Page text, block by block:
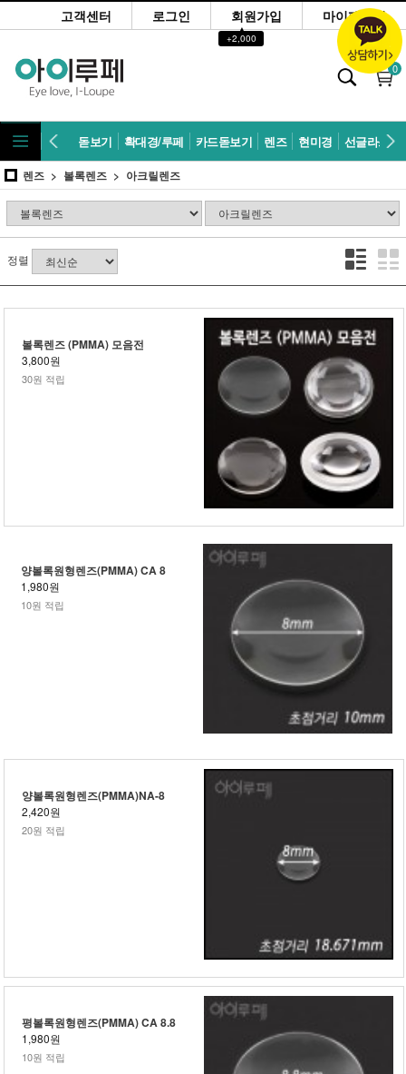
고객센터 로그인 회원가입
▲
+2,000
마이페이지
0
돋보기 확대경/루페 카드돋보기 렌즈 현미경 선글라스
렌즈 볼록렌즈 아크릴렌즈
정렬
볼록렌즈 (PMMA) 모음전
3,800원
30원 적립
양볼록원형렌즈(PMMA) CA 8
1,980원
10원 적립
양볼록원형렌즈(PMMA)NA-8
2,420원
20원 적립
평볼록원형렌즈(PMMA) CA 8.8
1,980원
10원 적립